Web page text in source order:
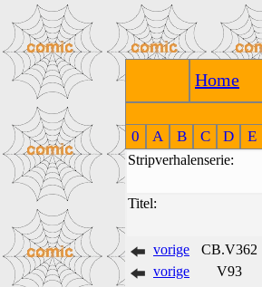
Home
0 A B C D E
Stripverhalenserie:
Titel:
vorige CB.V362
vorige
V93